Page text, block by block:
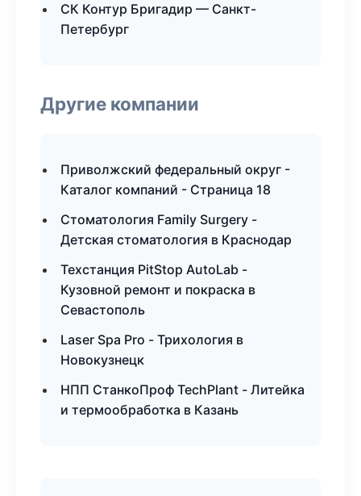
СК Контур Бригадир — Санкт-
Петербург
Другие компании
Приволжский федеральный округ -
Каталог компаний - Страница 18
Стоматология Family Surgery -
Детская стоматология в Краснодар
Техстанция PitStop AutoLab -
Кузовной ремонт и покраска в
Севастополь
Laser Spa Pro - Трихология в
Новокузнецк
НПП СтанкоПроф TechPlant - Литейка
и термообработка в Казань